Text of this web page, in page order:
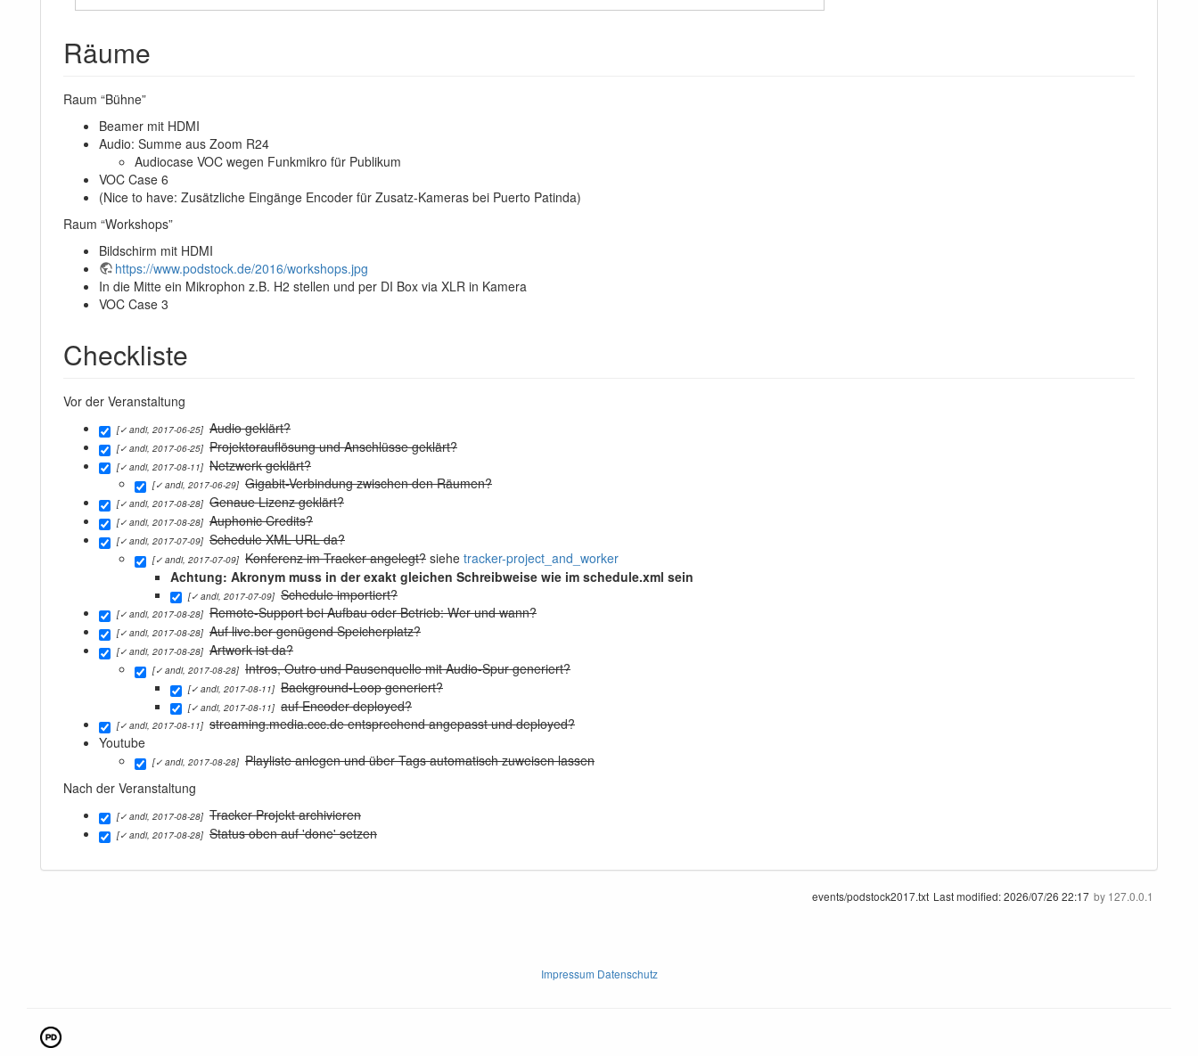
Räume
Raum “Bühne”
Beamer mit HDMI
Audio: Summe aus Zoom R24
Audiocase VOC wegen Funkmikro für Publikum
VOC Case 6
(Nice to have: Zusätzliche Eingänge Encoder für Zusatz-Kameras bei Puerto Patinda)
Raum “Workshops”
Bildschirm mit HDMI
https://www.podstock.de/2016/workshops.jpg
In die Mitte ein Mikrophon z.B. H2 stellen und per DI Box via XLR in Kamera
VOC Case 3
Checkliste
Vor der Veranstaltung
[✓ andi, 2017-06-25] Audio geklärt?
[✓ andi, 2017-06-25] Projektorauflösung und Anschlüsse geklärt?
[✓ andi, 2017-08-11] Netzwerk geklärt?
[✓ andi, 2017-06-29] Gigabit-Verbindung zwischen den Räumen?
[✓ andi, 2017-08-28] Genaue Lizenz geklärt?
[✓ andi, 2017-08-28] Auphonic Credits?
[✓ andi, 2017-07-09] Schedule XML URL da?
[✓ andi, 2017-07-09] Konferenz im Tracker angelegt? siehe tracker-project_and_worker
Achtung: Akronym muss in der exakt gleichen Schreibweise wie im schedule.xml sein
[✓ andi, 2017-07-09] Schedule importiert?
[✓ andi, 2017-08-28] Remote-Support bei Aufbau oder Betrieb: Wer und wann?
[✓ andi, 2017-08-28] Auf live.ber genügend Speicherplatz?
[✓ andi, 2017-08-28] Artwork ist da?
[✓ andi, 2017-08-28] Intros, Outro und Pausenquelle mit Audio-Spur generiert?
[✓ andi, 2017-08-11] Background-Loop generiert?
[✓ andi, 2017-08-11] auf Encoder deployed?
[✓ andi, 2017-08-11] streaming.media.ccc.de entsprechend angepasst und deployed?
Youtube
[✓ andi, 2017-08-28] Playliste anlegen und über Tags automatisch zuweisen lassen
Nach der Veranstaltung
[✓ andi, 2017-08-28] Tracker Projekt archivieren
[✓ andi, 2017-08-28] Status oben auf 'done' setzen
events/podstock2017.txt Last modified:2026/07/26 22:17 by 127.0.0.1
Impressum Datenschutz